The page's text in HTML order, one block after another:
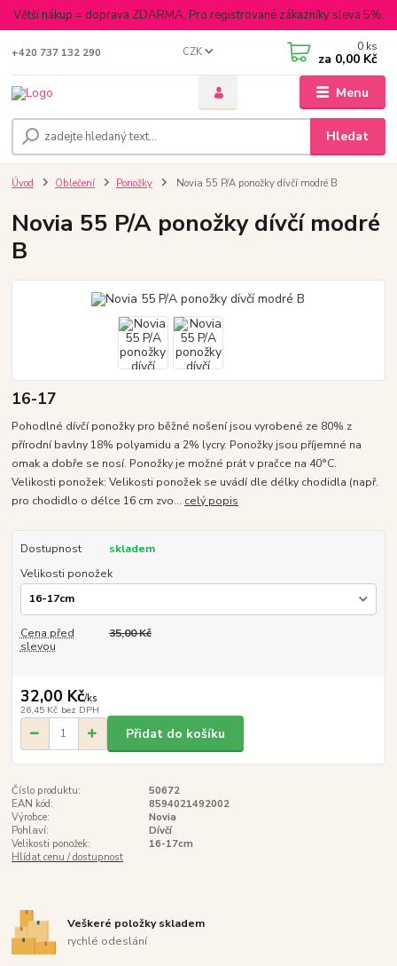
Větší nákup = doprava ZDARMA. Pro registrované zákazníky sleva 5%.
Menu
CZK
Hledat
+420 737 132 290 0 ks
za 0,00 Kč
Úvod Oblečení Ponožky Novia 55 P/A ponožky dívčí modré B
Novia 55 P/A ponožky dívčí modré
B
16-17
Pohodlné dívčí ponožky pro běžné nošení jsou vyrobené ze 80% z
přírodní bavlny 18% polyamidu a 2% lycry. Ponožky jsou příjemné na
omak a dobře se nosí. Ponožky je možné prát v pračce na 40°C.
Velikosti ponožek: Velikosti ponožek se uvádí dle délky chodidla (např.
pro chodidlo o délce 16 cm zvo... celý popis
Dostupnost
skladem
Velikosti ponožek
Cena před
slevou
35,00 Kč
32,00 Kč/ks
26,45 Kč bez DPH
Přidat do košíku
Číslo produktu:
50672
EAN kód:
8594021492002
Výrobce:
Novia
Pohlaví:
Dívčí
Velikosti ponožek:
16-17cm
Hlídat cenu / dostupnost
Veškeré položky skladem
rychlé odeslání